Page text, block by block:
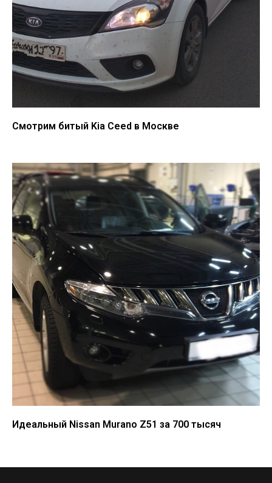
Смотрим битый Kia Ceed в Москве
Идеальный Nissan Murano Z51 за 700 тысяч